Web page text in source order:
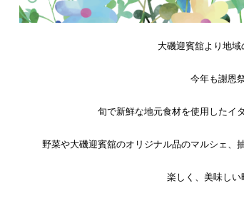
大磯迎賓舘より地
今年も謝恩
旬で新鮮な地元食材を使用したイ
野菜や大磯迎賓舘のオリジナル品のマルシェ、
楽しく、美味しい